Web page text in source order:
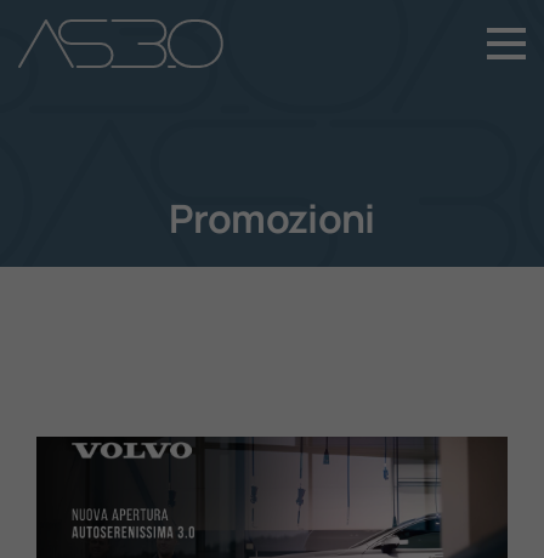
+39 049 899 4411
Auto Usate
Novità Sui Nostri Veicoli
Promozioni